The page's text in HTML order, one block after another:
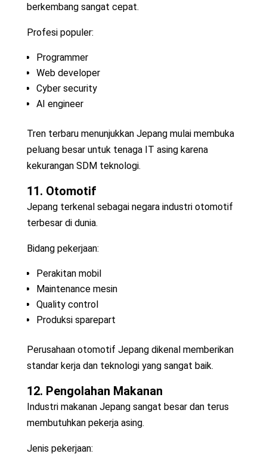
berkembang sangat cepat.
Profesi populer:
Programmer
Web developer
Cyber security
AI engineer
Tren terbaru menunjukkan Jepang mulai membuka
peluang besar untuk tenaga IT asing karena
kekurangan SDM teknologi.
11. Otomotif
Jepang terkenal sebagai negara industri otomotif
terbesar di dunia.
Bidang pekerjaan:
Perakitan mobil
Maintenance mesin
Quality control
Produksi sparepart
Perusahaan otomotif Jepang dikenal memberikan
standar kerja dan teknologi yang sangat baik.
12. Pengolahan Makanan
Industri makanan Jepang sangat besar dan terus
membutuhkan pekerja asing.
Jenis pekerjaan: